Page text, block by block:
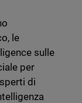
le
sulle
per
di